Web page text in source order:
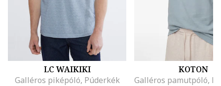
LC WAIKIKI
Galléros piképóló, Púderkék
KOTON